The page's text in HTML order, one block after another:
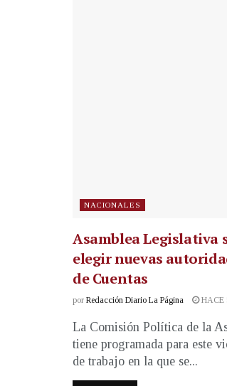
NACIONALES
Asamblea Legislativa
elegir nuevas
de Cuentas
por Redacción Diario La Página HACE
La Comisión Política de la
tiene programada para este
de trabajo en la que se...